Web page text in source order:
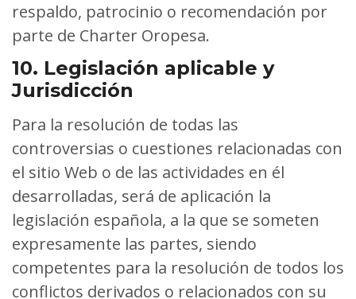
respaldo, patrocinio o recomendación por
parte de Charter Oropesa.
10. Legislación aplicable y
Jurisdicción
Para la resolución de todas las
controversias o cuestiones relacionadas con
el sitio Web o de las actividades en él
desarrolladas, será de aplicación la
legislación española, a la que se someten
expresamente las partes, siendo
competentes para la resolución de todos los
conflictos derivados o relacionados con su